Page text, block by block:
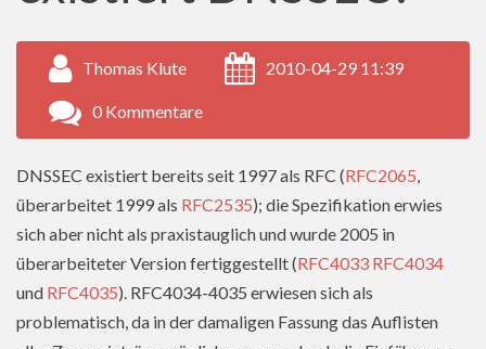
Thomas Klute 2010-04-29 11:39
0 Kommentare
DNSSEC existiert bereits seit 1997 als RFC (RFC2065,
überarbeitet 1999 als RFC2535); die Spezifikation erwies
sich aber nicht als praxistauglich und wurde 2005 in
überarbeiteter Version fertiggestellt (RFC4033 RFC4034
und RFC4035). RFC4034-4035 erwiesen sich als
problematisch, da in der damaligen Fassung das Auflisten